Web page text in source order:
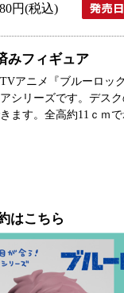
円(税込)
みフィギュア
アニメ『ブルーロッ
シリーズです。デス
ます。全高約11ｃｍ
はこちら